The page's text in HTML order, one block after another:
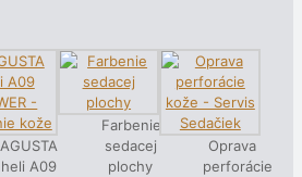
AGUSTA
heli A09
Farbenie
sedacej
plochy
Oprava
perforácie